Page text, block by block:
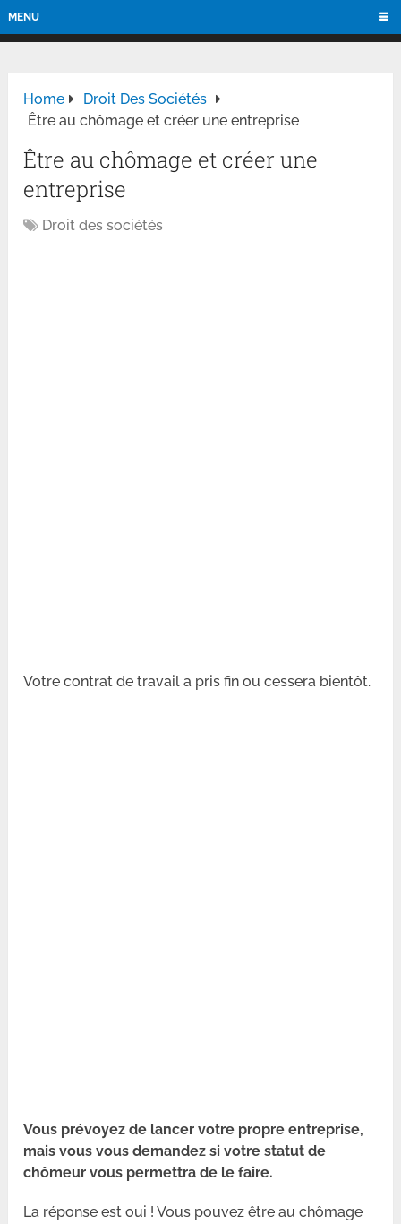
MENU
Home
Droit Des Sociétés
Être au chômage et créer une entreprise
Être au chômage et créer une
entreprise
Droit des sociétés
Votre contrat de travail a pris fin ou cessera bientôt.
Vous prévoyez de lancer votre propre entreprise,
mais vous vous demandez si votre statut de
chômeur vous permettra de le faire.
La réponse est oui ! Vous pouvez être au chômage